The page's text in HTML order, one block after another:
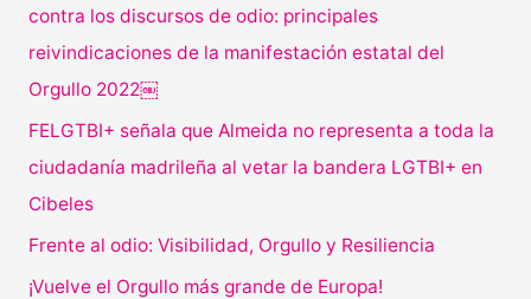
contra los discursos de odio: principales
reivindicaciones de la manifestación estatal del
Orgullo 2022￼
FELGTBI+ señala que Almeida no representa a toda la
ciudadanía madrileña al vetar la bandera LGTBI+ en
Cibeles
Frente al odio: Visibilidad, Orgullo y Resiliencia
¡Vuelve el Orgullo más grande de Europa!